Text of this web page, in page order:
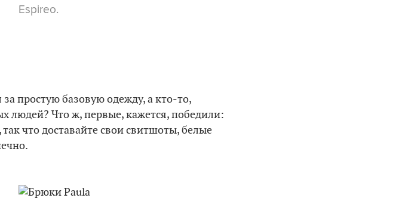
Espireo.
простую базовую одежду, а кто-то,
людей? Что ж, первые, кажется, победили:
что доставайте свои свитшоты, белые